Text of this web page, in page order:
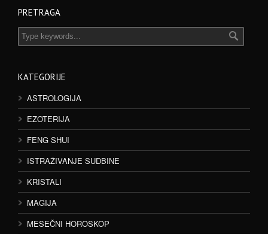
PRETRAGA
KATEGORIJE
ASTROLOGIJA
EZOTERIJA
FENG SHUI
ISTRAŽIVANJE SUDBINE
KRISTALI
MAGIJA
MESEČNI HOROSKOP